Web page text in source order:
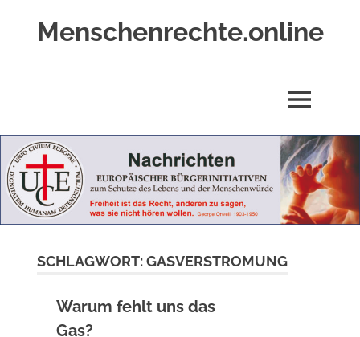
Menschenrechte.online
Geborene
wie
für
Ungeborene
MENÜ
SCHLAGWORT:GASVERSTROMUNG
Warum fehlt uns das
Gas?